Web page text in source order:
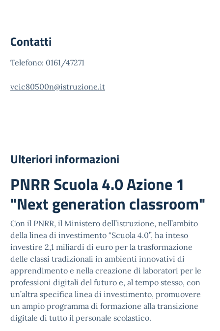
Contatti
Telefono: 0161/47271
vcic80500n@istruzione.it
Ulteriori informazioni
PNRR Scuola 4.0 Azione 1
"Next generation classroom"
Con il PNRR, il Ministero dell’istruzione, nell’ambito
della linea di investimento “Scuola 4.0”, ha inteso
investire 2,1 miliardi di euro per la trasformazione
delle classi tradizionali in ambienti innovativi di
apprendimento e nella creazione di laboratori per le
professioni digitali del futuro e, al tempo stesso, con
un’altra specifica linea di investimento, promuovere
un ampio programma di formazione alla transizione
digitale di tutto il personale scolastico.